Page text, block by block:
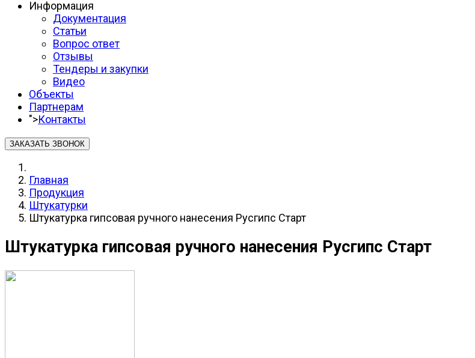
Информация
Документация
Статьи
Вопрос ответ
Отзывы
Тендеры и закупки
Видео
Объекты
Партнерам
">Контакты
ЗАКАЗАТЬ ЗВОНОК
Главная
Продукция
Штукатурки
Штукатурка гипсовая ручного нанесения Русгипс Старт
Штукатурка гипсовая ручного нанесения Русгипс Старт